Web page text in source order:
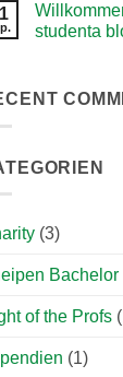
2025
Rückblick
zu
Morgens
Worx.
studenta
Willkommen
(3)
Bachelor
of the Profs
(1)